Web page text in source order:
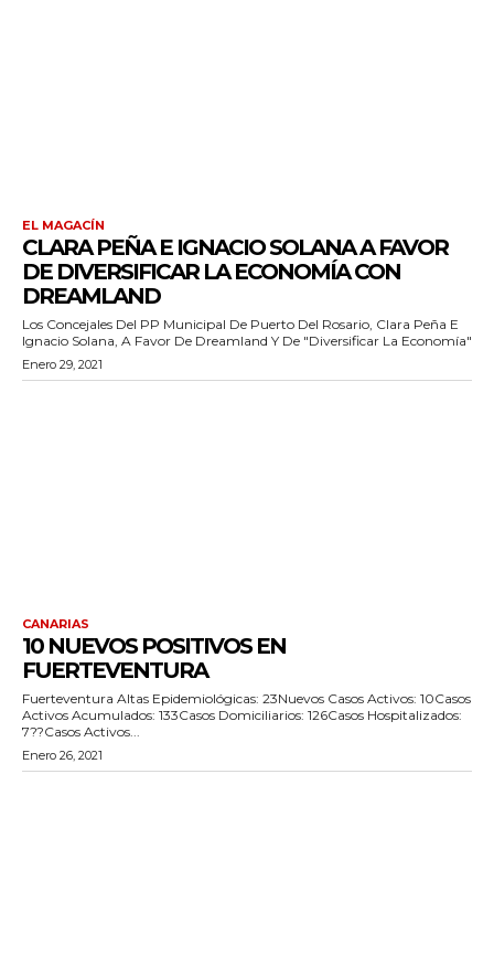
EL MAGACÍN
CLARA PEÑA E IGNACIO SOLANA A FAVOR
DE DIVERSIFICAR LA ECONOMÍA CON
DREAMLAND
Los Concejales Del PP Municipal De Puerto Del Rosario, Clara Peña E
Ignacio Solana, A Favor De Dreamland Y De "diversificar La Economía"
Enero 29, 2021
CANARIAS
10 NUEVOS POSITIVOS EN
FUERTEVENTURA
Fuerteventura Altas Epidemiológicas: 23Nuevos Casos Activos: 10Casos
Activos Acumulados: 133Casos Domiciliarios: 126Casos Hospitalizados:
7??Casos Activos...
Enero 26, 2021